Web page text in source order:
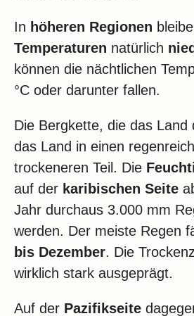
In höheren Regionen
Temperaturen natürlich
können die nächtlichen
°C oder darunter fallen.
Die Bergkette, die das Land
das Land in einen
trockeneren Teil. Die
auf der karibischen Seite
Jahr durchaus 3.000 mm
werden. Der meiste Regen
bis Dezember. Die
wirklich stark ausgeprägt.
Auf der Pazifikseite